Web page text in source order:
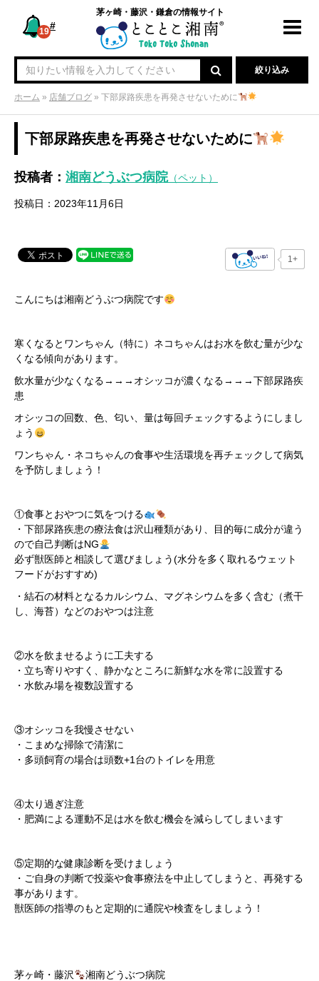
#
19
茅ヶ崎・藤沢・鎌倉の情報サイト
絞り込み
ホーム » 店舗ブログ » 下部尿路疾患を再発させないために
下部尿路疾患を再発させないために
投稿者： 湘南どうぶつ病院（ペット）
投稿日：2023年11月6日
1+
こんにちは湘南どうぶつ病院です
寒くなるとワンちゃん（特に）ネコちゃんはお水を飲む量が少な
くなる傾向があります。
飲水量が少なくなる→→→オシッコが濃くなる→→→下部尿路疾
患
オシッコの回数、色、匂い、量は毎回チェックするようにしまし
ょう
ワンちゃん・ネコちゃんの食事や生活環境を再チェックして病気
を予防しましょう！
①食事とおやつに気をつける
・下部尿路疾患の療法食は沢山種類があり、目的毎に成分が違う
ので自己判断はNG
必ず獣医師と相談して選びましょう(水分を多く取れるウェット
フードがおすすめ)
・結石の材料となるカルシウム、マグネシウムを多く含む（煮干
し、海苔）などのおやつは注意
②水を飲ませるように工夫する
・立ち寄りやすく、静かなところに新鮮な水を常に設置する
・水飲み場を複数設置する
③オシッコを我慢させない
・こまめな掃除で清潔に
・多頭飼育の場合は頭数+1台のトイレを用意
④太り過ぎ注意
・肥満による運動不足は水を飲む機会を減らしてしまいます
⑤定期的な健康診断を受けましょう
・ご自身の判断で投薬や食事療法を中止してしまうと、再発する
事があります。
獣医師の指導のもと定期的に通院や検査をしましょう！
茅ヶ崎・藤沢
湘南どうぶつ病院